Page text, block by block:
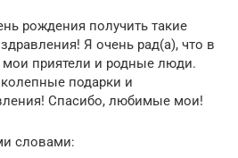
рождения получить такие
Я очень рад(а), что в
мои приятели и родные люди.
подарки и
Спасибо, любимые мои!
словами: